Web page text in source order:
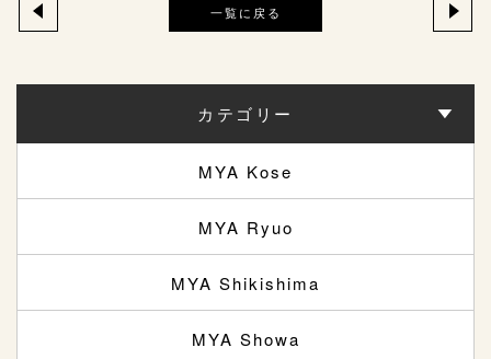
一覧に戻る
カテゴリー
MYA Kose
MYA Ryuo
MYA Shikishima
MYA Showa